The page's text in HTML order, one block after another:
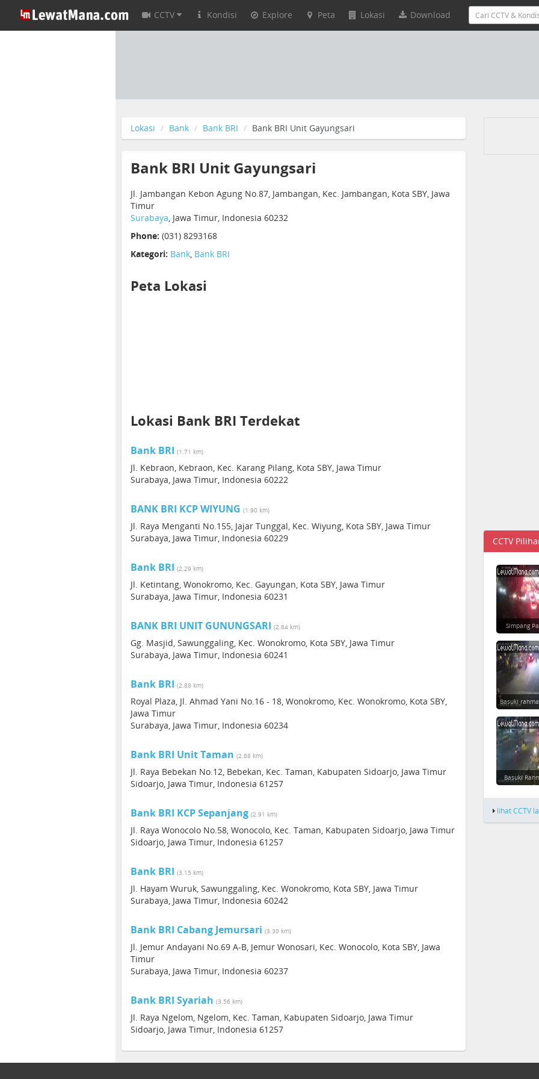
CCTV Kondisi Explore Peta Lokasi Download
Lokasi Bank Bank BRI Bank BRI Unit Gayungsari
Bank BRI Unit Gayungsari
Jl. Jambangan Kebon Agung No.87, Jambangan, Kec. Jambangan, Kota SBY, Jawa
Timur
Surabaya, Jawa Timur, Indonesia 60232
Phone: (031) 8293168
Kategori: Bank, Bank BRI
Peta Lokasi
Lokasi Bank BRI Terdekat
Bank BRI (1.71 km)
Jl. Kebraon, Kebraon, Kec. Karang Pilang, Kota SBY, Jawa Timur
Surabaya, Jawa Timur, Indonesia 60222
BANK BRI KCP WIYUNG (1.90 km)
Jl. Raya Menganti No.155, Jajar Tunggal, Kec. Wiyung, Kota SBY, Jawa Timur
Surabaya, Jawa Timur, Indonesia 60229
Bank BRI (2.29 km)
Jl. Ketintang, Wonokromo, Kec. Gayungan, Kota SBY, Jawa Timur
Surabaya, Jawa Timur, Indonesia 60231
BANK BRI UNIT GUNUNGSARI (2.84 km)
Gg. Masjid, Sawunggaling, Kec. Wonokromo, Kota SBY, Jawa Timur
Surabaya, Jawa Timur, Indonesia 60241
Bank BRI (2.88 km)
Royal Plaza, Jl. Ahmad Yani No.16 - 18, Wonokromo, Kec. Wonokromo, Kota SBY,
Jawa Timur
Surabaya, Jawa Timur, Indonesia 60234
Bank BRI Unit Taman (2.88 km)
Jl. Raya Bebekan No.12, Bebekan, Kec. Taman, Kabupaten Sidoarjo, Jawa Timur
Sidoarjo, Jawa Timur, Indonesia 61257
Bank BRI KCP Sepanjang (2.91 km)
Jl. Raya Wonocolo No.58, Wonocolo, Kec. Taman, Kabupaten Sidoarjo, Jawa Timur
Sidoarjo, Jawa Timur, Indonesia 61257
Bank BRI (3.15 km)
Jl. Hayam Wuruk, Sawunggaling, Kec. Wonokromo, Kota SBY, Jawa Timur
Surabaya, Jawa Timur, Indonesia 60242
Bank BRI Cabang Jemursari (3.30 km)
Jl. Jemur Andayani No.69 A-B, Jemur Wonosari, Kec. Wonocolo, Kota SBY, Jawa
Timur
Surabaya, Jawa Timur, Indonesia 60237
Bank BRI Syariah (3.56 km)
Jl. Raya Ngelom, Ngelom, Kec. Taman, Kabupaten Sidoarjo, Jawa Timur
Sidoarjo, Jawa Timur, Indonesia 61257
CCTV
Simpang
Basuki
Basuki
lihat CCTV